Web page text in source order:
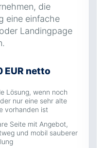
die
eine einfache
Landingpage
EUR netto
Lösung, wenn noch
nur eine sehr alte
vorhanden ist
Seite mit Angebot,
und mobil sauberer